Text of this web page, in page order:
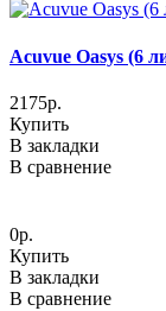
Acuvue Oasys (6
2175р.
Купить
В закладки
В сравнение
0р.
Купить
В закладки
В сравнение